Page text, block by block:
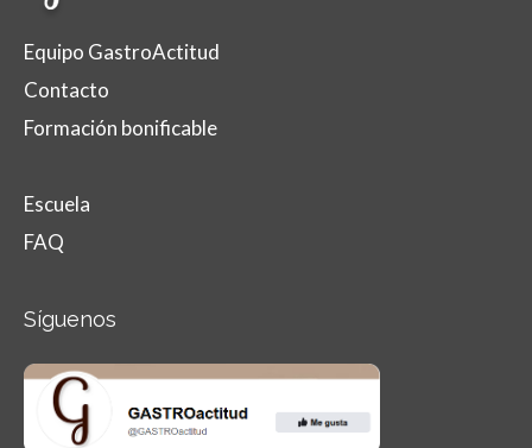
Equipo GastroActitud
Contacto
Formación bonificable
Escuela
FAQ
Síguenos